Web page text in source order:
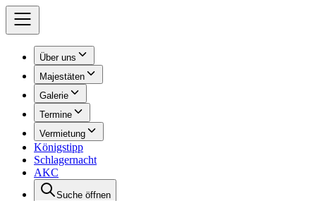
Über uns
Majestäten
Galerie
Termine
Vermietung
Königstipp
Schlagernacht
AKC
Suche öffnen